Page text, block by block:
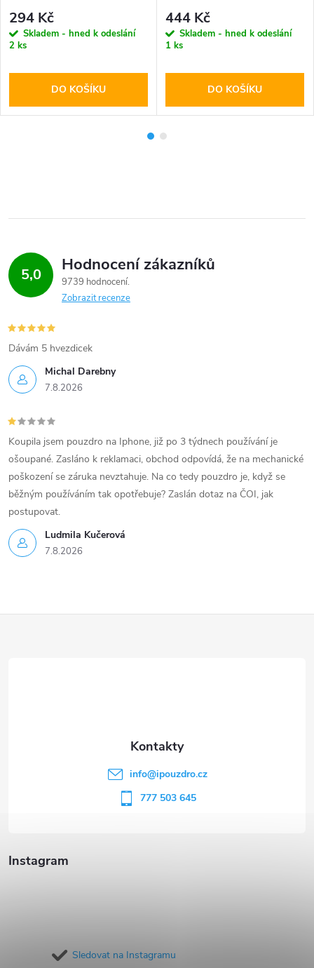
294 Kč
Skladem - hned k odeslání
2 ks
DO KOŠÍKU
444 Kč
Skladem - hned k odeslání
1 ks
DO KOŠÍKU
5,0 Hodnocení zákazníků
9739 hodnocení
Zobrazit recenze
Michal Darebny
7.8.2026
Dávám 5 hvezdicek
Ludmila Kučerová
7.8.2026
Koupila jsem pouzdro na Iphone, již po 3 týdnech používání je
ošoupané. Zasláno k reklamaci, obchod odpovídá, že na mechanické
poškození se záruka nevztahuje. Na co tedy pouzdro je, když se
běžným používáním tak opotřebuje? Zaslán dotaz na ČOI, jak
postupovat.
Instagram
Sledovat na Instagramu
info@ipouzdro.cz
777 503 645